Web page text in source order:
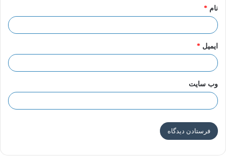
الْحُسْنَی الّتِی لَا یَقْبَلُ اللّهُ مِنَ الْعِبَادِ عَمَلًا إِلّا بِمَعْرِفَتِنَا
حقاًأی نوع من المعرفه هذه ، حتى تکون مهمه لهذه الدرجه ؟ سوف
نتحدث فی المستقبل عن ذلک
نام *
ایمیل *
وب‌ سایت